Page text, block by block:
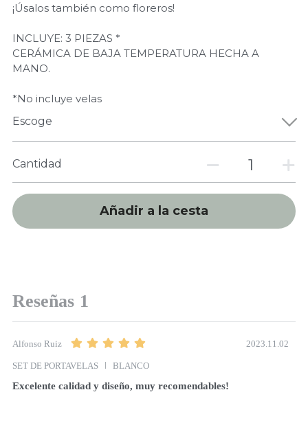
¡Úsalos también como floreros!
INCLUYE: 3 PIEZAS *
CERÁMICA DE BAJA TEMPERATURA HECHA A
MANO.
*No incluye velas
Escoge
Cantidad
Añadir a la cesta
Reseñas 1
Alfonso Ruiz 2023.11.02
SET DE PORTAVELAS BLANCO
Excelente calidad y diseño, muy recomendables!